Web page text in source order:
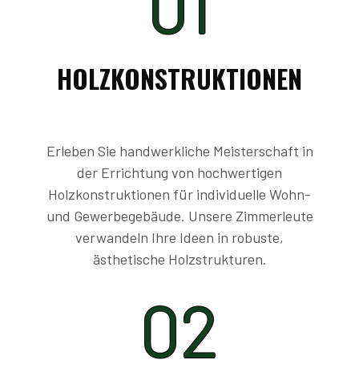
HOLZKONSTRUKTIONEN
Erleben Sie handwerkliche Meisterschaft in
der Errichtung von hochwertigen
Holzkonstruktionen für individuelle Wohn-
und Gewerbegebäude. Unsere Zimmerleute
verwandeln Ihre Ideen in robuste,
ästhetische Holzstrukturen.
02